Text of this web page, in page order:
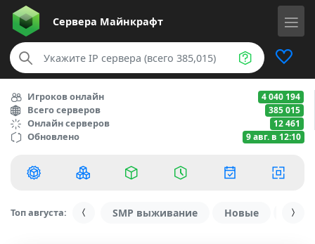
Сервера Майнкрафт
Игроков онлайн 4 040 194
Всего серверов 385 015
Онлайн серверов 12 461
Обновлено 9 авг. в 12:10
Топ августа: SMP выживание Новые С